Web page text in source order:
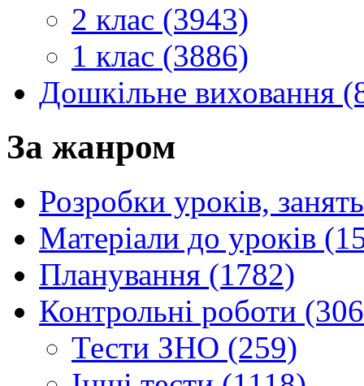
2 клас (3943)
1 клас (3886)
Дошкільне виховання
За жанром
Розробки уроків,
Матеріали до уроків
Планування (1782)
Контрольні роботи
Тести ЗНО (259)